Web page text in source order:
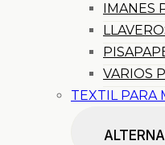
IMANES
VARIOS
TEXTIL PARA